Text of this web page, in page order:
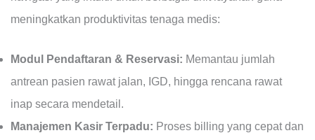
meningkatkan produktivitas tenaga medis:
Modul Pendaftaran & Reservasi: Memantau jumlah
antrean pasien rawat jalan, IGD, hingga rencana rawat
inap secara mendetail.
Manajemen Kasir Terpadu: Proses billing yang cepat dan